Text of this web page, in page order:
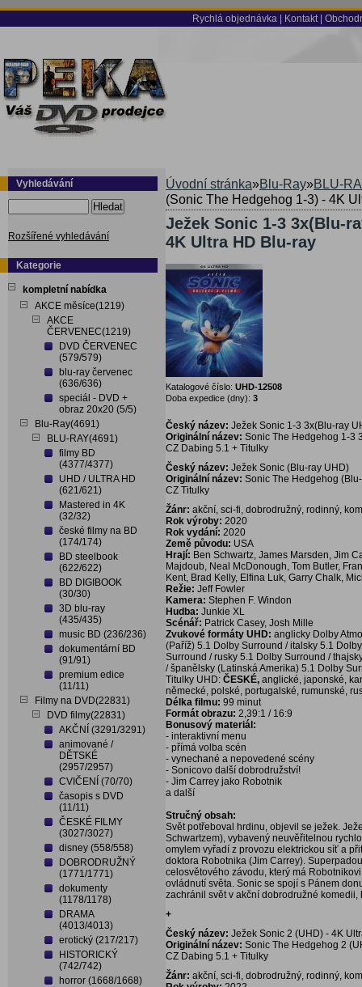
Rychlá objednávka Kontakt
Vyhledávání
Hledat
Rozšířené vyhledávání
Kategorie
kompletní nabídka
AKCE měsíce(1219)
AKCE
ČERVENEC(1219)
DVD ČERVENEC
(579/579)
blu-ray červenec
(636/636)
speciál - DVD +
obraz 20x20 (5/5)
Blu-Ray(4691)
BLU-RAY(4691)
filmy BD
(4377/4377)
UHD / ULTRA HD
(621/621)
Mastered in 4K
(32/32)
české filmy na BD
(174/174)
BD steelbook
(622/622)
BD DIGIBOOK
(30/30)
3D blu-ray
(435/435)
music BD (236/236)
dokumentární BD
(91/91)
premium edice
(11/11)
Filmy na DVD(22831)
DVD filmy(22831)
AKČNÍ (3291/3291)
animované /
DĚTSKÉ
(2957/2957)
CVIČENÍ (70/70)
časopis s DVD
(11/11)
ČESKÉ FILMY
(3027/3027)
disney (558/558)
DOBRODRUŽNÝ
(1771/1771)
dokumenty
(1178/1178)
DRAMA
(4013/4013)
erotický (217/217)
HISTORICKÝ
(742/742)
horror (1668/1668)
Úvodní stránka»Blu-Ray»BLU-
(Sonic The Hedgehog 1-3) - 4K
Ježek Sonic 1-3 3x(Blu-
4K Ultra HD Blu-ray
Katalogové číslo: UHD-12508
Doba expedice (dny): 3
Český název: Ježek Sonic 1-3 3x(Blu-ray
Originální název: Sonic The Hedgehog 1-3
CZ Dabing 5.1 + Titulky
Český název: Ježek Sonic (Blu-ray UHD)
Originální název: Sonic The Hedgehog
CZ Titulky
Žánr: akční, sci-fi, dobrodružný, rodinný,
Rok výroby: 2020
Rok vydání: 2020
Země původu: USA
Hrají: Ben Schwartz, James Marsden, Jim
Majdoub, Neal McDonough, Tom Butler,
Kent, Brad Kelly, Elfina Luk, Garry Chalk,
Režie: Jeff Fowler
Kamera: Stephen F. Windon
Hudba: Junkie XL
Scénář: Patrick Casey, Josh Mille
Zvukové formáty UHD: anglicky Dolby
(Paříž) 5.1 Dolby Surround / italsky 5.1
Surround / rusky 5.1 Dolby Surround /
/ španělsky (Latinská Amerika) 5.1 Dolby
Titulky UHD: ČESKÉ, anglické, japonské,
německé, polské, portugalské, rumunské,
Délka filmu: 99 minut
Formát obrazu: 2,39:1 / 16:9
Bonusový materiál:
- interaktivní menu
- přímá volba scén
- vynechané a nepovedené scény
- Sonicovo další dobrodružství!
- Jim Carrey jako Robotnik
a další
Stručný obsah:
Svět potřeboval hrdinu, objevil se ježek.
Schwartzem), vybavený neuvěřitelnou
omylem vyřadí z provozu elektrickou síť a
doktora Robotnika (Jim Carrey).
celosvětového závodu, který má
ovládnutí světa. Sonic se spojí s Pánem
zachránil svět v akční dobrodružné
+
Český název: Ježek Sonic 2 (UHD) - 4K
Originální název: Sonic The Hedgehog 2
CZ Dabing 5.1 + Titulky
Žánr: akční, sci-fi, dobrodružný, rodinný,